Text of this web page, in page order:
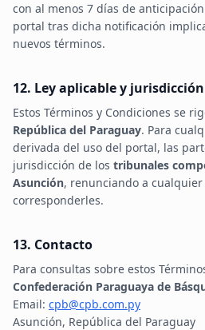
con al menos 7 días de
portal tras dicha notificación
nuevos términos.
12. Ley aplicable y jurisdicción
Estos Términos y Condiciones se
República del Paraguay. Para
derivada del uso del portal, las
jurisdicción de los tribunales
Asunción, renunciando a
corresponderles.
13. Contacto
Para consultas sobre estos
Confederación Paraguaya de
Email: cpb@cpb.com.py
Asunción, República del Paraguay